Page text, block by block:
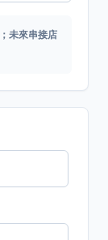
未來串接店